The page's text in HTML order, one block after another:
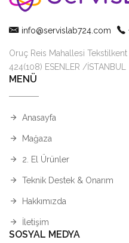
info@servislab724.com
Oruç Reis Mahallesi
424(108) ESENLER /İSTANBUL
MENÜ
Anasayfa
Mağaza
2. El Ürünler
Teknik Destek & Onarım
Hakkımızda
İletişim
SOSYAL MEDYA